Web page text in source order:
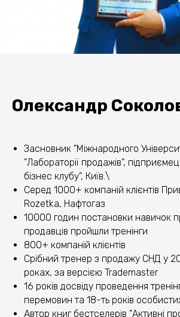
Олександр
Засновник "Міжнародного
"Лабораторії продажів",
бізнес клубу", Київ.\
Серед 1000+ компаній клієнтів
Rozetka, Нафтогаз
10000 годин постановки навичок
продавців пройшли тренінги
800+ компаній клієнтів
Срібний тренер з продажу СНД у
роках, за версією Trademaster
16 років досвіду проведення
перемовин та 18-ть років
Автор книг бестселерів "Активні